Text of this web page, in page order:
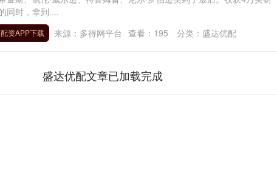
同时，拿到....
资APP下载 来源：多得网平台 查看： 195 分类： 盛达优配
盛达优配文章已加载完成